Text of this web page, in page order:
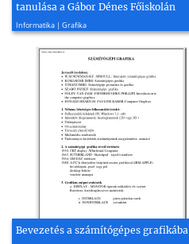
tanulása a Gábor Dénes Főiskolán
Informatika | Grafika
Bevezetés a számítógépes grafikába